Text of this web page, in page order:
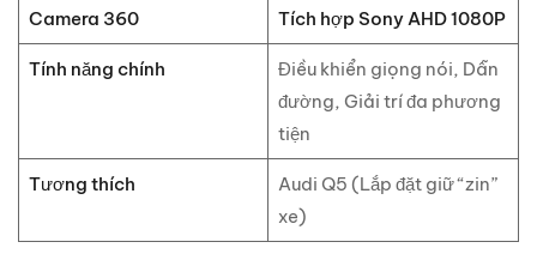
Camera 360 Tích hợp Sony AHD 1080P
Tính năng chính
Điều khiển giọng nói, Dẫn
đường, Giải trí đa phương
tiện
Tương thích
Audi Q5 (Lắp đặt giữ “zin”
xe)